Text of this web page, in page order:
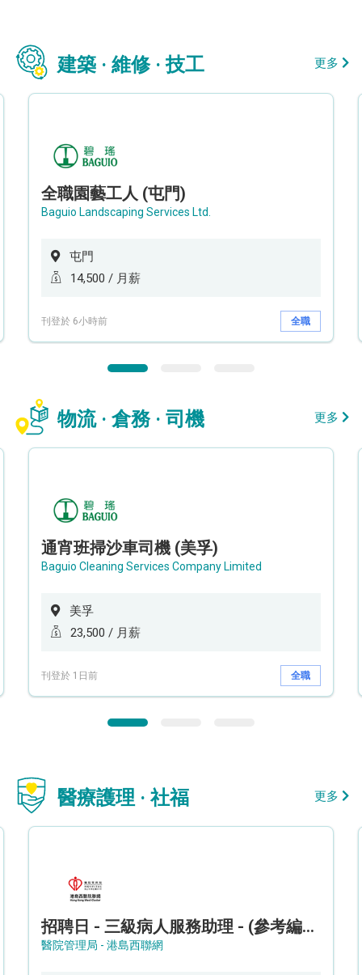
建築 · 維修 · 技工 更多
全職園藝工人 (屯門)
Baguio Landscaping Services Ltd.
屯門
14,500 / 月薪
刊登於 6小時前 全職
物流 · 倉務 · 司機 更多
通宵班掃沙車司機 (美孚)
Baguio Cleaning Services Company Limited
美孚
23,500 / 月薪
刊登於 1日前 全職
醫療護理 · 社福 更多
招聘日 - 三級病人服務助理 - (參考編號: HKWCS260107)
醫院管理局 - 港島西聯網